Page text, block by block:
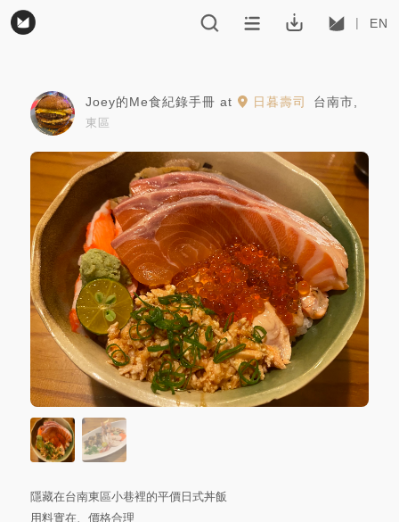
EN
Joey的Me食紀錄手冊 at 日暮壽司 台南市
東區
隱藏在台南東區小巷裡的平價日式丼飯
用料實在、價格合理